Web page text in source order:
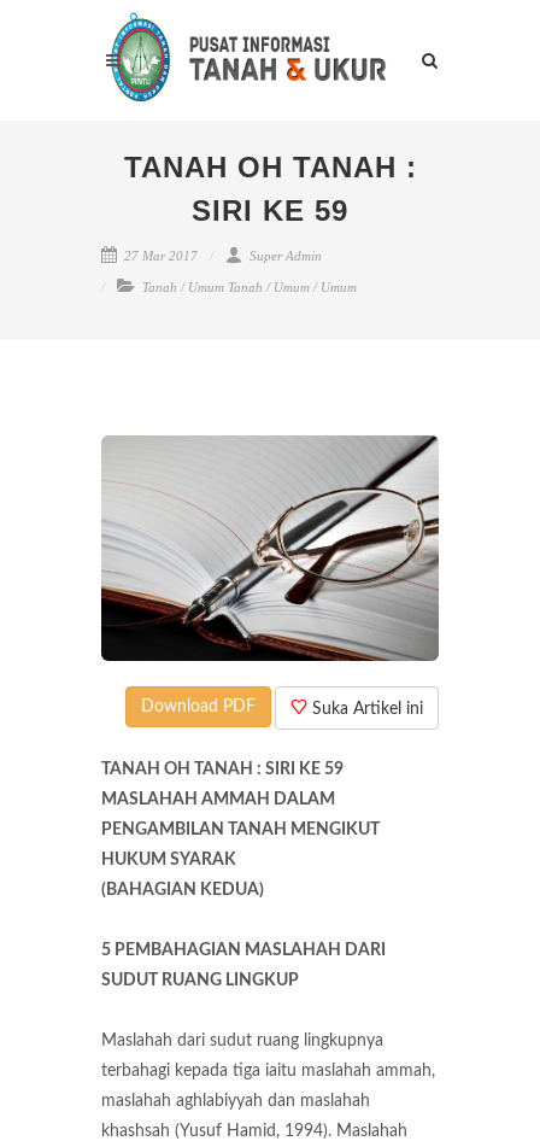
TANAH OH TANAH :
SIRI KE 59
27 Mar 2017 Super Admin
Tanah / Umum Tanah / Umum / Umum
Suka Artikel ini
Download PDF
TANAH OH TANAH : SIRI KE 59
MASLAHAH AMMAH DALAM
PENGAMBILAN TANAH MENGIKUT
HUKUM SYARAK
(BAHAGIAN KEDUA)
5 PEMBAHAGIAN MASLAHAH DARI
SUDUT RUANG LINGKUP
Maslahah dari sudut ruang lingkupnya
terbahagi kepada tiga iaitu maslahah ammah,
maslahah aghlabiyyah dan maslahah
khashsah (Yusuf Hamid, 1994). Maslahah